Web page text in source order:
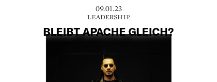
09.01.23
LEADERSHIP
BLEIBT APACHE GLEICH?